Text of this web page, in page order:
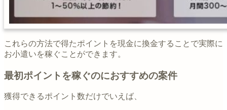
これらの方法で得たポイントを現金に換金することで実際に
お小遣いを稼ぐことができます。
最初ポイントを稼ぐのにおすすめの案件
獲得できるポイント数だけでいえば、